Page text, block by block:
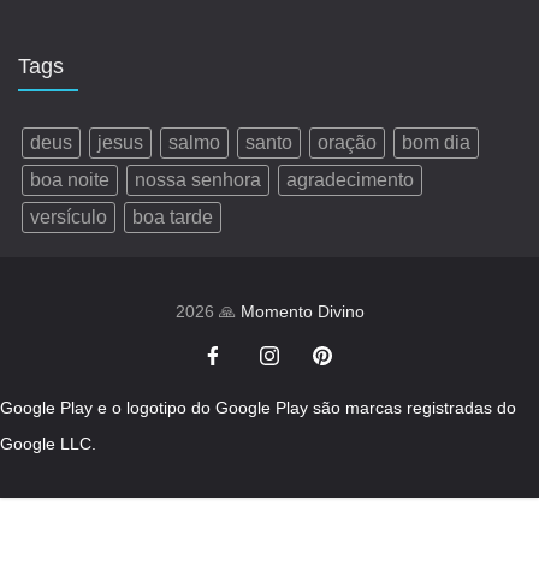
Tags
deus jesus salmo santo oração
bom dia
boa noite
nossa senhora
agradecimento
versículo
boa tarde
2026 🙏 Momento Divino
Google Play e o logotipo do Google Play são marcas registradas do
Google LLC.